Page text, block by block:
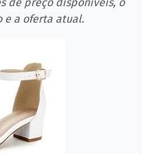
e a oferta atual.